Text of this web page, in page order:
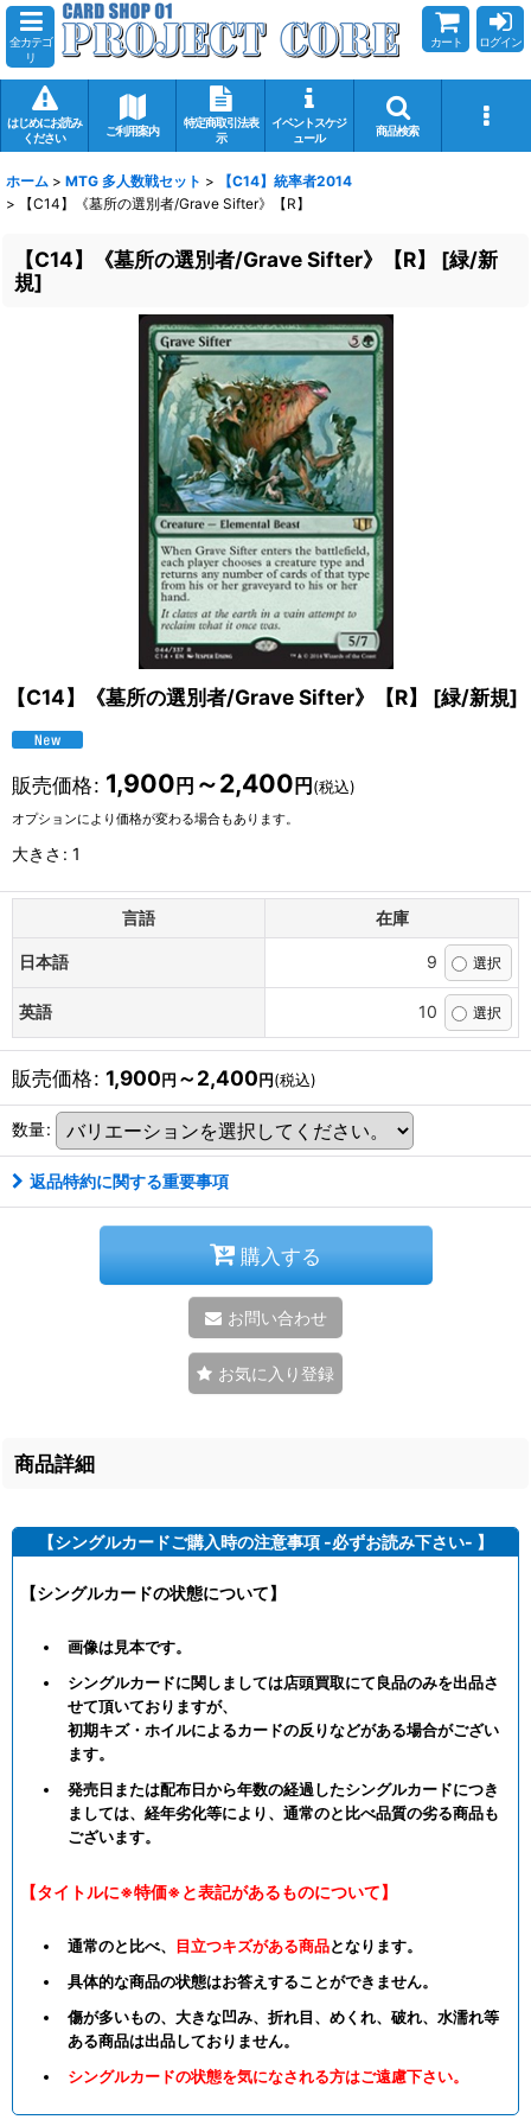
全カテゴ
リ
カート ログイン
はじめにお読み
ください
ご利用案内
特定商取引法表
示
イベントスケジ
ュール
商品検索
ホーム > MTG 多人数戦セット >
【C14】統率者2014
>
【C14】《墓所の選別者/Grave Sifter》【R】
【C14】《墓所の選別者/Grave Sifter》【R】 [緑/新
規]
【C14】《墓所の選別者/Grave Sifter》【R】 [緑/新規]
販売価格: 1,900 円 ～2,400 円 (税込)
オプションにより価格が変わる場合もあります。
大きさ : 1
言語 在庫
日本語 9
英語 10
販売価格: 1,900円 ～2,400円(税込)
数量:
返品特約に関する重要事項
購入する
お問い合わせ
お気に入り登録
商品詳細
【シングルカードご購入時の注意事項 -必ずお読み下さい- 】
【シングルカードの状態について】
画像は見本です。
シングルカードに関しましては店頭買取にて良品のみを出品さ
せて頂いておりますが、
初期キズ・ホイルによるカードの反りなどがある場合がござい
ます。
発売日または配布日から年数の経過したシングルカードにつき
ましては、経年劣化等により、通常のと比べ品質の劣る商品も
ございます。
【タイトルに※特価※と表記があるものについて】
通常のと比べ、 目立つキズがある商品となります。
具体的な商品の状態はお答えすることができません。
傷が多いもの、大きな凹み、折れ目、めくれ、破れ、水濡れ等
ある商品は出品しておりません。
シングルカードの状態を気になされる方はご遠慮下さい。